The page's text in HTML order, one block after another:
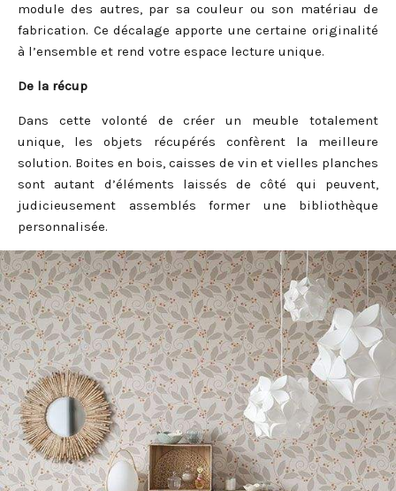
module des autres, par sa couleur ou son matériau de
fabrication. Ce décalage apporte une certaine originalité
à l’ensemble et rend votre espace lecture unique.
De la récup
Dans cette volonté de créer un meuble totalement
unique, les objets récupérés confèrent la meilleure
solution. Boites en bois, caisses de vin et vielles planches
sont autant d’éléments laissés de côté qui peuvent,
judicieusement assemblés former une bibliothèque
personnalisée.